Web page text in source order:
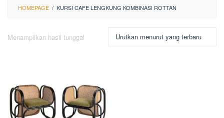
HOMEPAGE / KURSI CAFE LENGKUNG KOMBINASI ROTTAN
Menampilkan hasil tunggal